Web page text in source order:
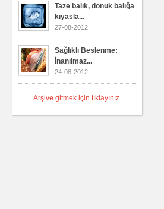
Taze balık, donuk balığa
kıyasla...
27-08-2012
Sağlıklı Beslenme:
İnanılmaz...
24-08-2012
Arşive gitmek için tıklayınız.